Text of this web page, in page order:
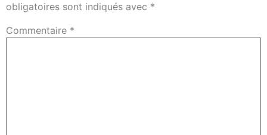
obligatoires sont indiqués avec *
Commentaire *